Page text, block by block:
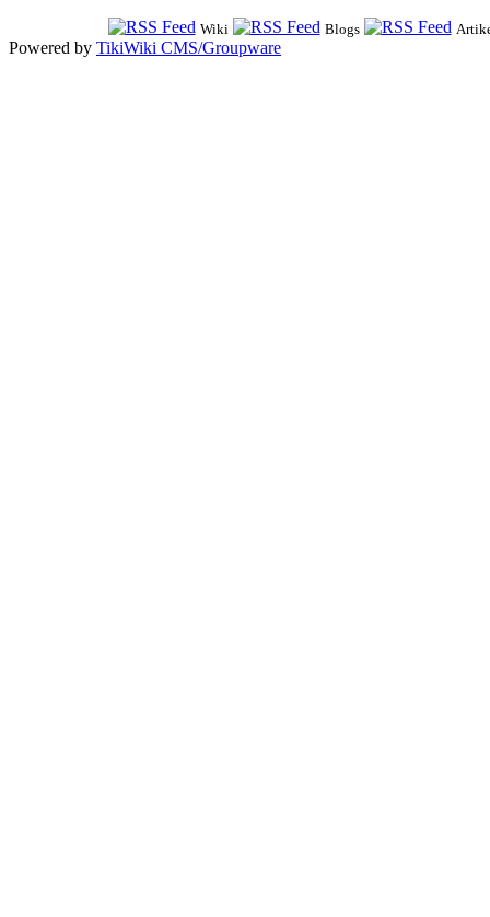
Wiki Blogs
Powered by TikiWiki CMS/Groupware